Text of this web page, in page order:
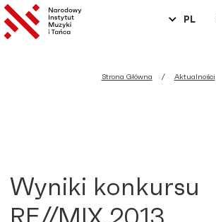
PL
Strona Główna Aktualności
Wyniki konkursu